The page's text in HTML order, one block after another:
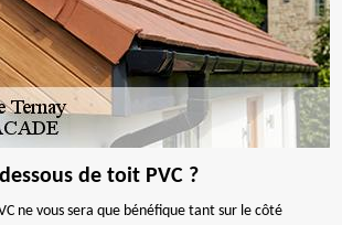
de toit PVC ?
ne vous sera que bénéfique tant sur le côté